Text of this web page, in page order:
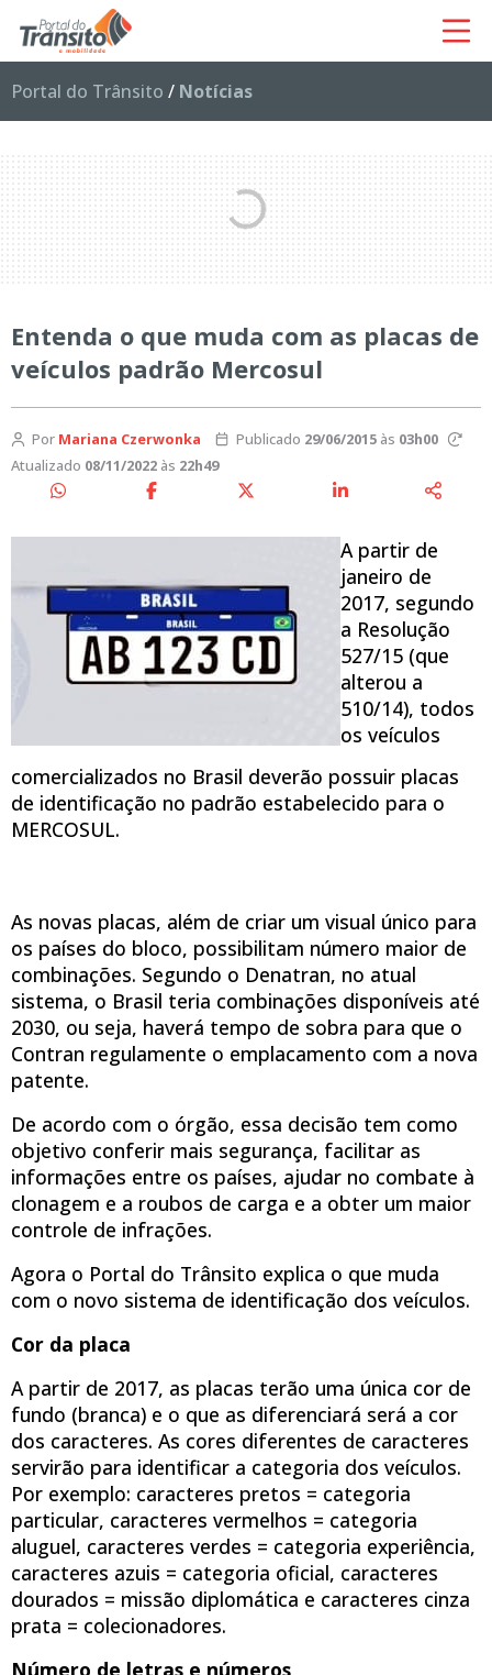
Portal do Trânsito / Notícias
Entenda o que muda com as placas de
veículos padrão Mercosul
Por Mariana Czerwonka Publicado 29/06/2015às 03h00
Atualizado 08/11/2022 às 22h49
A partir de
janeiro de
2017, segundo
a Resolução
527/15 (que
alterou a
510/14), todos
os veículos
comercializados no Brasil deverão possuir placas
de identificação no padrão estabelecido para o
MERCOSUL.
As novas placas, além de criar um visual único para
os países do bloco, possibilitam número maior de
combinações. Segundo o Denatran, no atual
sistema, o Brasil teria combinações disponíveis até
2030, ou seja, haverá tempo de sobra para que o
Contran regulamente o emplacamento com a nova
patente.
De acordo com o órgão, essa decisão tem como
objetivo conferir mais segurança, facilitar as
informações entre os países, ajudar no combate à
clonagem e a roubos de carga e a obter um maior
controle de infrações.
Agora o Portal do Trânsito explica o que muda
com o novo sistema de identificação dos veículos.
Cor da placa
A partir de 2017, as placas terão uma única cor de
fundo (branca) e o que as diferenciará será a cor
dos caracteres. As cores diferentes de caracteres
servirão para identificar a categoria dos veículos.
Por exemplo: caracteres pretos = categoria
particular, caracteres vermelhos = categoria
aluguel, caracteres verdes = categoria experiência,
caracteres azuis = categoria oficial, caracteres
dourados = missão diplomática e caracteres cinza
prata = colecionadores.